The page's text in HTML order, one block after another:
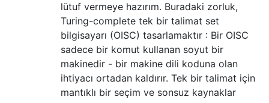
lütuf vermeye hazırım. Buradaki zorluk,
Turing-complete tek bir talimat set
bilgisayarı (OISC) tasarlamaktır : Bir OISC
sadece bir komut kullanan soyut bir
makinedir - bir makine dili koduna olan
ihtiyacı ortadan kaldırır. Tek bir talimat için
mantıklı bir seçim ve sonsuz kaynaklar